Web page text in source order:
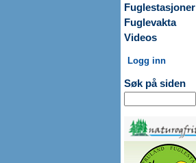
Fuglestasjoner
Fuglevakta
Videos
Logg inn
Søk på siden